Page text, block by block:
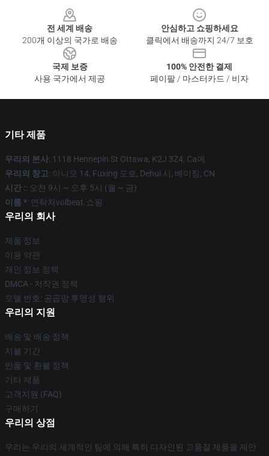
전 세계 배송
200개 이상의 국가로 배송
안심하고 쇼핑하세요
클릭에서 배송까지 24/7 보호
국제 보증
사용 국가에서 제공
100% 안전한 결제
페이팔 / 마스터카드 / 비자
기타 제품
우리의 본사: 1118 Hennepin St Ottawa, K2J 3Z4, Ca에
우리의 창고: 아니오 14, Fuxing 도로, Dehui 시, 베이징, CN
시간 :: 오전 9시 ~ 오후 5시 (월 ~ 금)
이름 *: 연락처volbeat.쇼핑
우리의 회사
제품 정보
이용 약관
개인 정보 정책
DMCA - 저작권 정책
모델 번호: 공급망 투명성 행위
우리의 지원
배송 및 배송 정책
지불 기간
반품 및 환불 정책
기타 제품
고객지원 (FAQ)
구매하기
우리의 상점
우리는 우리의 세계적인 팀에 의해 특히 디자인된 고품질 제품을 제안